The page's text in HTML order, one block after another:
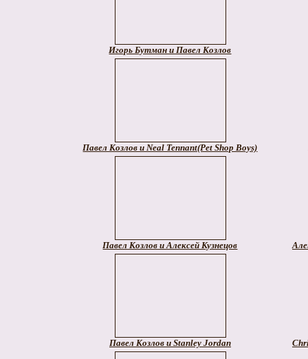
Игорь Бутман и Павел Козлов
Павел Козлов и Neal Tennant(Pet Shop Boys)
Павел Козлов и Алексей Кузнецов
Павел Козлов и Stanley Jordan